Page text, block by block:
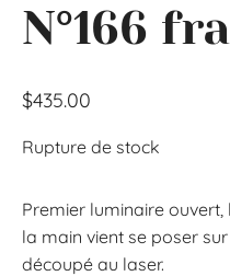
N°166
$435.00
Rupture de stock
Premier luminaire
la main vient se poser
découpé au laser.